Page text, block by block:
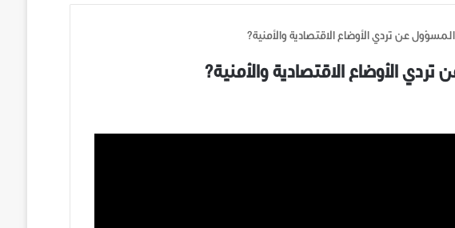
عن تردي الأوضاع الاقتصادية والأمنية؟
الأوضاع الاقتصادية والأمنية؟